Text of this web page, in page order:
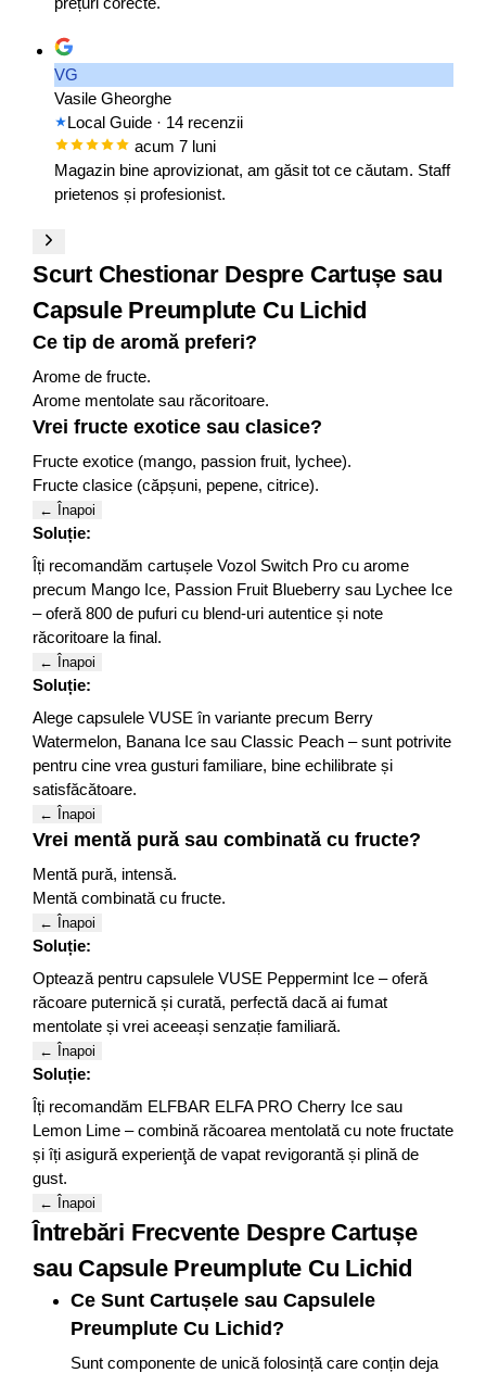
VG
Vasile Gheorghe
Local Guide · 14 recenzii
acum 7 luni
Magazin bine aprovizionat, am găsit tot ce căutam. Staff
prietenos și profesionist.
Scurt Chestionar Despre Cartușe sau
Capsule Preumplute Cu Lichid
Ce tip de aromă preferi?
Arome de fructe .
Arome mentolate sau răcoritoare.
Vrei fructe exotice sau clasice?
Fructe exotice (mango, passion fruit, lychee).
Fructe clasice (căpșuni, pepene, citrice).
← Înapoi
Soluție:
Îți recomandăm cartușele Vozol Switch Pro cu arome
precum Mango Ice, Passion Fruit Blueberry sau Lychee Ice
– oferă 800 de pufuri cu blend-uri autentice și note
răcoritoare la final.
← Înapoi
Soluție:
Alege capsulele VUSE în variante precum Berry
Watermelon, Banana Ice sau Classic Peach – sunt potrivite
pentru cine vrea gusturi familiare, bine echilibrate și
satisfăcătoare.
← Înapoi
Vrei mentă pură sau combinată cu fructe?
Mentă pură, intensă.
Mentă combinată cu fructe.
← Înapoi
Soluție:
Optează pentru capsulele VUSE Peppermint Ice – oferă
răcoare puternică și curată, perfectă dacă ai fumat
mentolate și vrei aceeași senzație familiară.
← Înapoi
Soluție:
Îți recomandăm ELFBAR ELFA PRO Cherry Ice sau
Lemon Lime – combină răcoarea mentolată cu note fructate
și îți asigură experienţă de vapat revigorantă și plină de
gust.
← Înapoi
Întrebări Frecvente Despre Cartușe
sau Capsule Preumplute Cu Lichid
Ce Sunt Cartușele sau Capsulele
Preumplute Cu Lichid?
Sunt componente de unică folosință care conțin deja